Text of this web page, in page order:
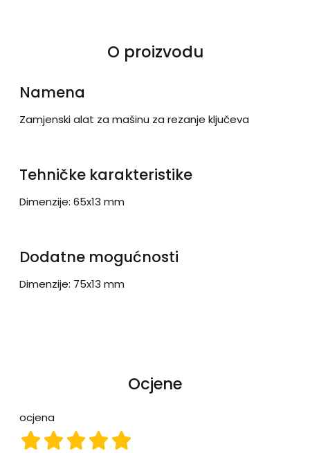
O proizvodu
Namena
Zamjenski alat za mašinu za rezanje ključeva
Tehničke karakteristike
Dimenzije: 65x13 mm
Dodatne mogućnosti
Dimenzije: 75x13 mm
Ocjene
ocjena
ocjena 5
ocjena 4
ocjena 3
ocjena 2
ocjena 1